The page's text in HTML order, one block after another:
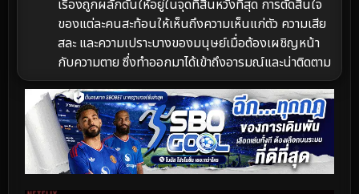
เรื่องถูกผลักดันให้อยู่ในจุดที่สิ้นหวังที่สุด การตัดสินใจ
ของแต่ละคนสะท้อนให้เห็นถึงความเห็นแก่ตัว ความเสีย
สละ และความเปราะบางของมนุษย์เมื่อต้องเผชิญหน้า
กับความตาย ซึ่งทำออกมาได้เข้าถึงอารมณ์และน่าติดตาม